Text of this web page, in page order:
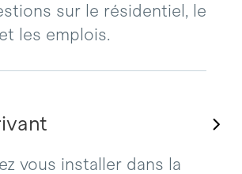
sur le résidentiel, le
les emplois.
vous installer dans la